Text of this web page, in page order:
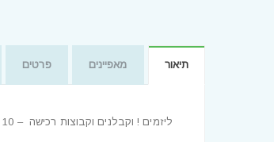
תיאור מאפיינים פרטים
ליזמים ! וקבלנים וקבוצות רכישה – 10 דונם נותרו באלפי מנשה רשומים בטאבו ( 50% הפקעה בערך)